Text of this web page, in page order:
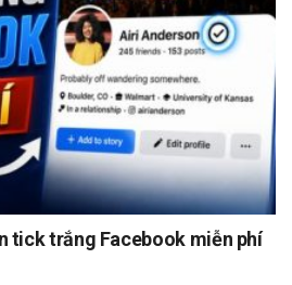
tick trắng Facebook miễn phí